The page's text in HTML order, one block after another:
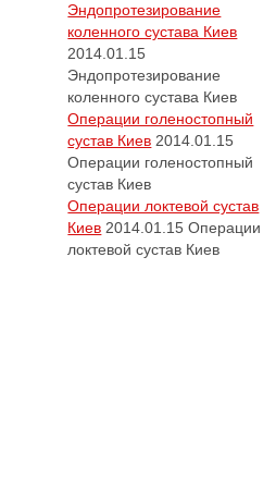
Эндопротезирование
коленного сустава Киев
2014.01.15
Эндопротезирование
коленного сустава Киев
Операции голеностопный
сустав Киев 2014.01.15
Операции голеностопный
сустав Киев
Операции локтевой сустав
Киев 2014.01.15 Операции
локтевой сустав Киев